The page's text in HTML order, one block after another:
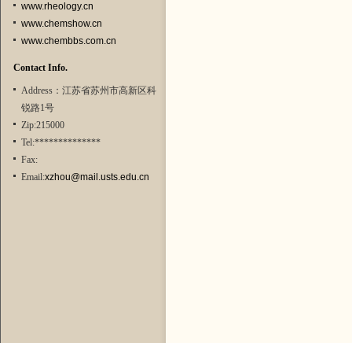
www.rheology.cn
www.chemshow.cn
www.chembbs.com.cn
Contact Info.
Address：江苏省苏州市高新区科
锐路1号
Zip:215000
Tel:**************
Fax:
Email:xzhou@mail.usts.edu.cn